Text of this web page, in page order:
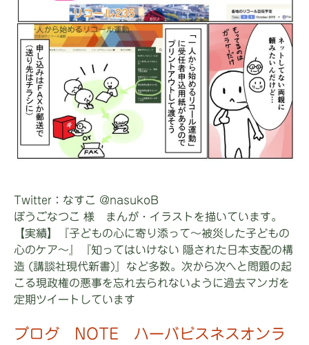
Twitter：なすこ @nasukoB
ぼうごなつこ 様 まんが・イラストを描いています。
【実績】『子どもの心に寄り添って～被災した子どもの
心のケア～』『知ってはいけない 隠された日本支配の構
造 (講談社現代新書)』など多数。次から次へと問題の起
こる現政権の悪事を忘れ去られないように過去マンガを
定期ツイートしています
ブログ NOTE ハーバビスネスオンラ